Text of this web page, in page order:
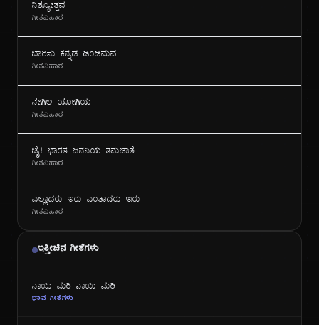
ನಿತ್ಯೋತ್ಸವ
ಗೀತವಿಹಾರ
ಬಾರಿಸು ಕನ್ನಡ ಡಿಂಡಿಮವ
ಗೀತವಿಹಾರ
ನೇಗಿಲ ಯೋಗಿಯ
ಗೀತವಿಹಾರ
ಜೈ! ಭಾರತ ಜನನಿಯ ತನುಜಾತೆ
ಗೀತವಿಹಾರ
ಎಲ್ಲಾದರು ಇರು ಎಂತಾದರು ಇರು
ಗೀತವಿಹಾರ
ಇತ್ತೀಚಿನ ಗೀತೆಗಳು
ನಾಯಿ ಮರಿ ನಾಯಿ ಮರಿ
ಭಾವ ಗೀತೆಗಳು